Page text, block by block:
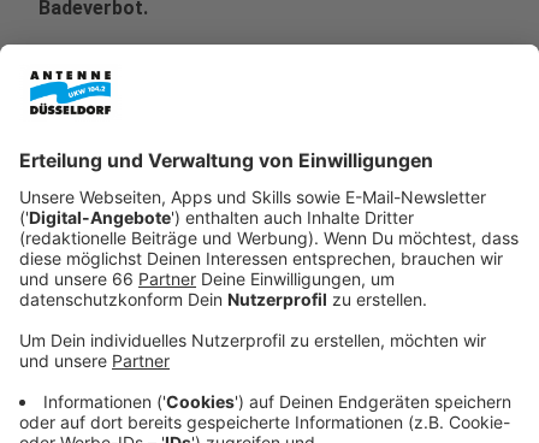
Badeverbot.
Anzeige
Ein Hubschrauber und zahlreiche Einsatzfahrzeuge
waren heute Morgen rund um die Rheinkniebrücke im
Einsatz, um gleich mehrere Menschen aus dem Rhein
zu retten. Nach Angaben derPolizeikönnte es im
Anzeige